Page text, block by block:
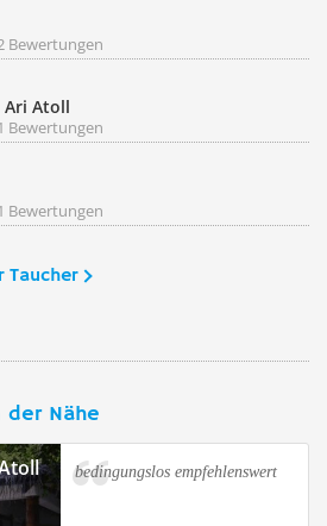
Bewertungen
Ari Atoll
Bewertungen
Bewertungen
Taucher
der Nähe
bedingungslos empfehlenswert